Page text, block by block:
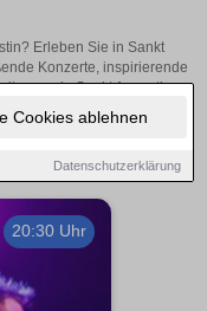
Cookies ablehnen
Datenschutzerklärung
Erleben Sie in Sankt
Konzerte, inspirierende
in Sankt Augustin –
Tickets.
20:30 Uhr